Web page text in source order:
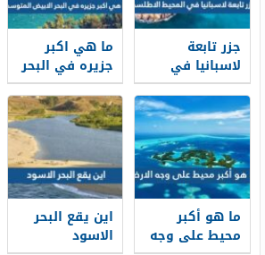
جزر تابعة
لاسبانيا في
المحيط
الاطلسي
ما هي اكبر
جزيره في البحر
الابيض
المتوسط
ما هو أكبر
محيط على وجه
اين يقع البحر
الاسود